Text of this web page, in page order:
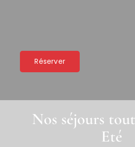
Réserver
Nos séjours
Eté